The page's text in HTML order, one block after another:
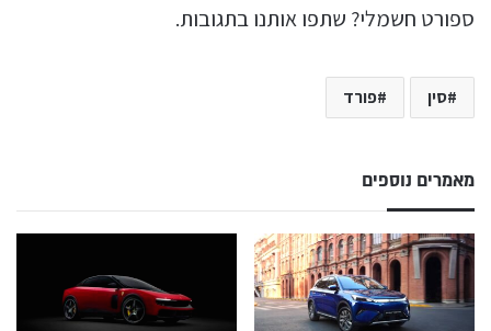
ספורט חשמלי? שתפו אותנו בתגובות.
סין פורד
מאמרים נוספים